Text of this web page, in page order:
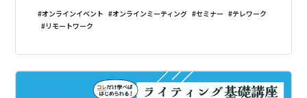
オンラインイベント オンラインミーティング セミナー
テレワーク
リモートワーク